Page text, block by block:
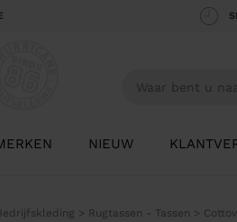
NIEUW
> Rugtassen - Tassen >